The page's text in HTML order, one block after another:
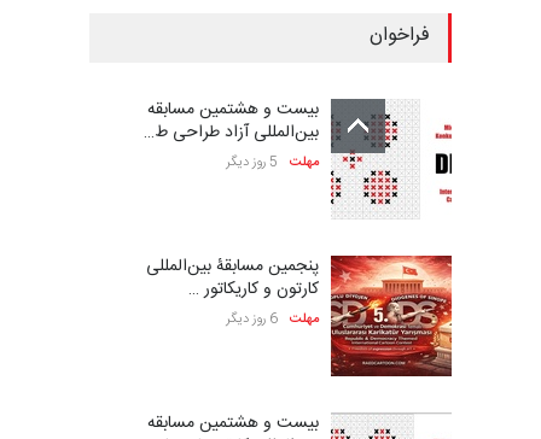
فراخوان
بیست و هشتمین مسابقه
بین‌المللی آزاد طراحی ط…
مهلت 5 روز دیگر
پنجمین مسابقۀ بین‌المللی
کارتون و کاریکاتور …
مهلت 6 روز دیگر
بیست و هشتمین مسابقه